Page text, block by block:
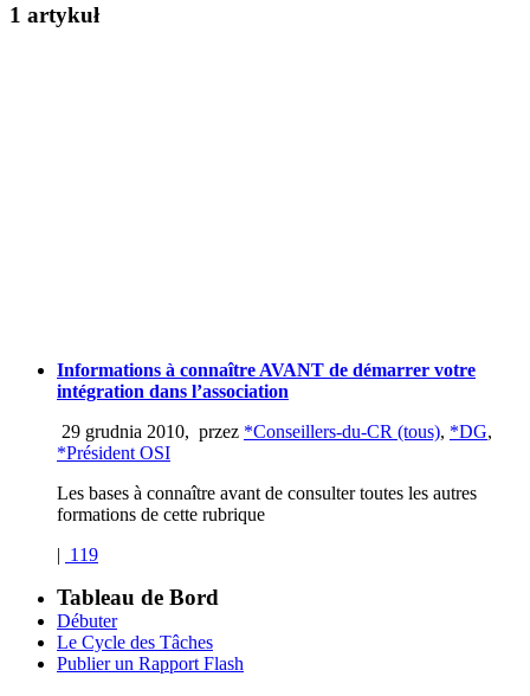
1 artykuł
Informations à connaître AVANT de démarrer votre
intégration dans l’association
29 grudnia 2010, przez *Conseillers-du-CR (tous), *DG,
*Président OSI
Les bases à connaître avant de consulter toutes les autres
formations de cette rubrique
| 119
Tableau de Bord
Débuter
Le Cycle des Tâches
Publier un Rapport Flash